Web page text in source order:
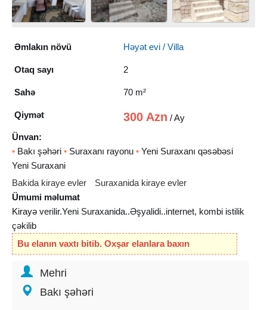
Əmlakın növü Həyət evi / Villa
Otaq sayı 2
Sahə 70 m²
Qiymət 300 Azn / Ay
Ünvan:
• Bakı şəhəri • Suraxanı rayonu • Yeni Suraxanı qəsəbəsi
Yeni Suraxani
Bakida kiraye evler
Suraxanida kiraye evler
Ümumi məlumat
Kirayə verilir.Yeni Suraxanida..Əşyalidi..internet, kombi istilik
çəkilib
Bu elanın vaxtı bitib. Oxşar elanlara baxın
Mehri
Bakı şəhəri